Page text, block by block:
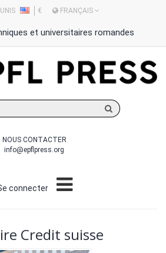
€ FRANÇAIS
et universitaires romandes
sur
site
NOUS CONTACTER
info@epflpress.org
connecter
Credit suisse